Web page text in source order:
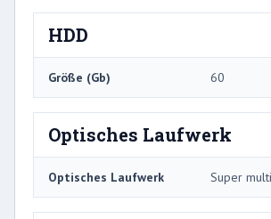
HDD
Größe (Gb) 60
Optisches Laufwerk
Optisches Laufwerk Super multi